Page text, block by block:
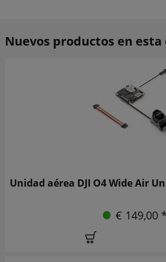
Nuevos productos en
Unidad aérea DJI O4 Wide Air
€ 149,00 *